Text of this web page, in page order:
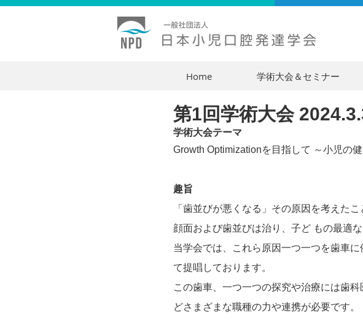
Home 学術大会＆セミナー
第1回学術大会
学術大会テーマ
Growth Optimizationを目指して ～小児の
趣旨
「歯並びが悪くなる」その原因を考えた
顔面および歯並びは治り、子ど もの最適
当学会では、これら原因一つ一つを歯車
て提唱しております。
この歯車、一つ一つの探究や治療には歯
どさまざまな職種の力や連携が必要です。